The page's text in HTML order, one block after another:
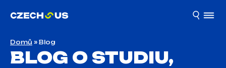
Domů » Blog
BLOG O STUDIU,